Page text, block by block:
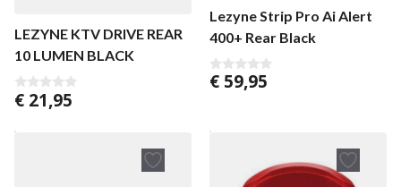
LEZYNE KTV DRIVE REAR
10 LUMEN BLACK
0
v
n
€ 21,95
Lezyne Strip Pro Ai Alert
400+ Rear Black
0
€ 59,95